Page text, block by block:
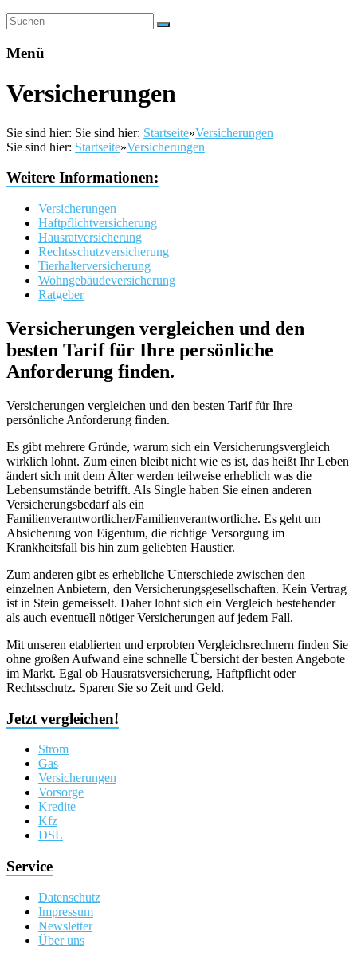
Menü
Versicherungen
Sie sind hier: Sie sind hier: Startseite»Versicherungen
Sie sind hier: Startseite»Versicherungen
Weitere Informationen:
Versicherungen
Haftpflichtversicherung
Hausratversicherung
Rechtsschutzversicherung
Tierhalterversicherung
Wohngebäudeversicherung
Ratgeber
Versicherungen vergleichen und den
besten Tarif für Ihre persönliche
Anforderung finden.
Versicherungen vergleichen und den besten Tarif für Ihre
persönliche Anforderung finden.
Es gibt mehrere Gründe, warum sich ein Versicherungsvergleich
wirklich lohnt. Zum einen bleibt nicht wie es ist, das heißt Ihr Leben
ändert sich mit dem Älter werden teilweise erheblich was die
Lebensumstände betrifft. Als Single haben Sie einen anderen
Versicherungsbedarf als ein
Familienverantwortlicher/Familienverantwortliche. Es geht um
Absicherung von Eigentum, die richtige Versorgung im
Krankheitsfall bis hin zum geliebten Haustier.
Zum anderen gibt es erhebliche Unterschiede zwischen den
einzelnen Anbietern, den Versicherungsgesellschaften. Kein Vertrag
ist in Stein gemeisselt. Daher lohnt sich ein Vergleich bestehender
als auch eventuell nötiger Versicherungen auf jedem Fall.
Mit unseren etablierten und erprobten Vergleichsrechnern finden Sie
ohne großen Aufwand eine schnelle Übersicht der besten Angebote
im Markt. Egal ob Hausratsversicherung, Haftpflicht oder
Rechtsschutz. Sparen Sie so Zeit und Geld.
Jetzt vergleichen!
Strom
Gas
Versicherungen
Vorsorge
Kredite
Kfz
DSL
Service
Datenschutz
Impressum
Newsletter
Über uns